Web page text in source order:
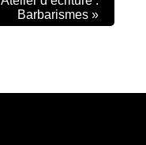
Barbarismes »